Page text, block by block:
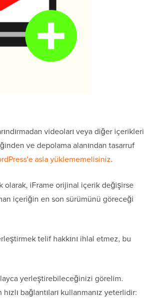
videoları veya diğer içerikleri
ve depolama alanından tasarruf
asla yüklememelisiniz.
olarak, iFrame orijinal içerik değişirse
içeriğin en son sürümünü göreceği
telif hakkını ihlal etmez, bu
yerleştirebileceğinizi görelim.
bağlantıları kullanmanız yeterlidir: